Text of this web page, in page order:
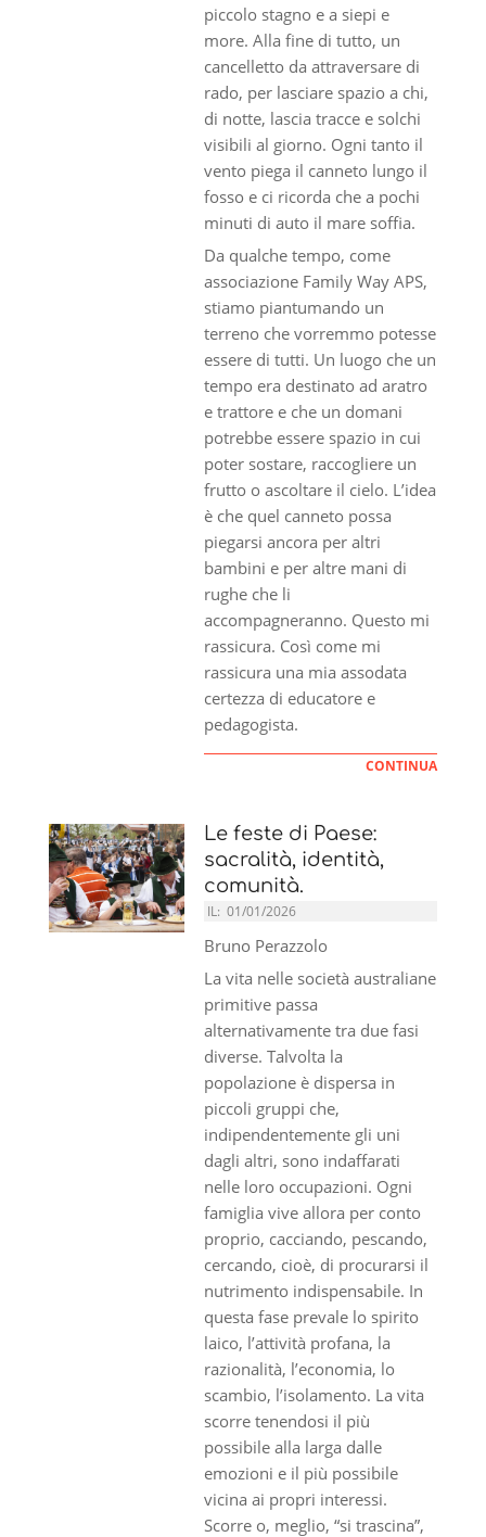
piccolo stagno e a siepi e
more. Alla fine di tutto, un
cancelletto da attraversare di
rado, per lasciare spazio a chi,
di notte, lascia tracce e solchi
visibili al giorno. Ogni tanto il
vento piega il canneto lungo il
fosso e ci ricorda che a pochi
minuti di auto il mare soffia.
Da qualche tempo, come
associazione Family Way APS,
stiamo piantumando un
terreno che vorremmo potesse
essere di tutti. Un luogo che un
tempo era destinato ad aratro
e trattore e che un domani
potrebbe essere spazio in cui
poter sostare, raccogliere un
frutto o ascoltare il cielo. L’idea
è che quel canneto possa
piegarsi ancora per altri
bambini e per altre mani di
rughe che li
accompagneranno. Questo mi
rassicura. Così come mi
rassicura una mia assodata
certezza di educatore e
pedagogista.
CONTINUA
Le feste di Paese:
sacralità, identità,
comunità.
IL: 01/01/2026
Bruno Perazzolo
La vita nelle società australiane
primitive passa
alternativamente tra due fasi
diverse. Talvolta la
popolazione è dispersa in
piccoli gruppi che,
indipendentemente gli uni
dagli altri, sono indaffarati
nelle loro occupazioni. Ogni
famiglia vive allora per conto
proprio, cacciando, pescando,
cercando, cioè, di procurarsi il
nutrimento indispensabile. In
questa fase prevale lo spirito
laico, l’attività profana, la
razionalità, l’economia, lo
scambio, l’isolamento. La vita
scorre tenendosi il più
possibile alla larga dalle
emozioni e il più possibile
vicina ai propri interessi.
Scorre o, meglio, “si trascina”,